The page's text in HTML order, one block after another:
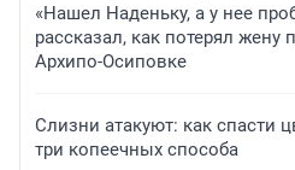
«Нашел Наденьку, а у нее
рассказал, как потерял жену
Архипо-Осиповке
Слизни атакуют: как спасти
три копеечных способа